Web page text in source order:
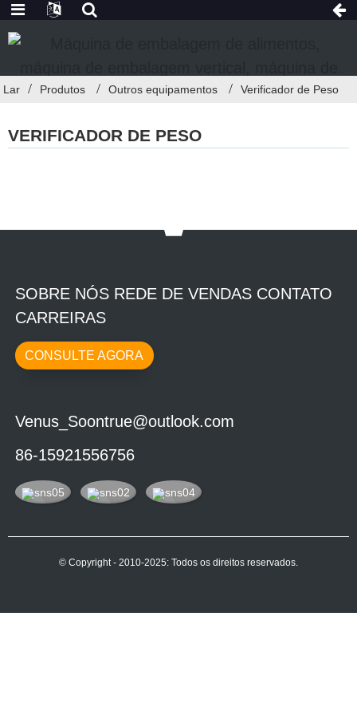
Lar Produtos Outros equipamentos Verificador de Peso
VERIFICADOR DE PESO
SOBRE NÓS REDE DE VENDAS CONTATO
CARREIRAS
CONSULTE AGORA
Venus_Soontrue@outlook.com
86-15921556756
© Copyright - 2010-2025: Todos os direitos reservados.